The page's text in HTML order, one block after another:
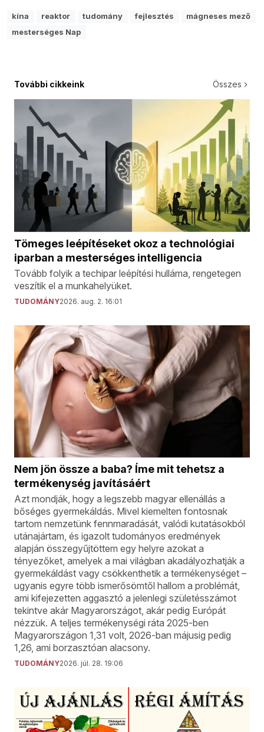
kína reaktor tudomány fejlesztés
mágneses mező
mesterséges Nap
További cikkeink Összes
Tömeges leépítéseket okoz a technológiai
iparban a mesterséges intelligencia
Tovább folyik a techipar leépítési hulláma, rengetegen
veszítik el a munkahelyüket.
TUDOMÁNY2026. aug. 2. 16:01
Nem jön össze a baba? Íme mit tehetsz a
termékenység javításáért
Azt mondják, hogy a legszebb magyar ellenállás a
bőséges gyermekáldás. Mivel kiemelten fontosnak
tartom nemzetünk fennmaradását, valódi kutatásokból
utánajártam, és igazolt tudományos eredmények
alapján összegyűjtöttem egy helyre azokat a
tényezőket, amelyek a mai világban akadályozhatják a
gyermekáldást vagy csökkenthetik a termékenységet –
ugyanis egyre több ismerősömtől hallom a problémát,
ami kifejezetten aggasztó a jelenlegi születésszámot
tekintve akár Magyarországot, akár pedig Európát
nézzük. A teljes termékenységi ráta 2025-ben
Magyarországon 1,31 volt, 2026-ban májusig pedig
1,26, ami borzasztóan alacsony.
TUDOMÁNY2026. júl. 28. 19:06